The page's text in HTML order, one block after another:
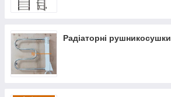
Радіаторні рушникосушки